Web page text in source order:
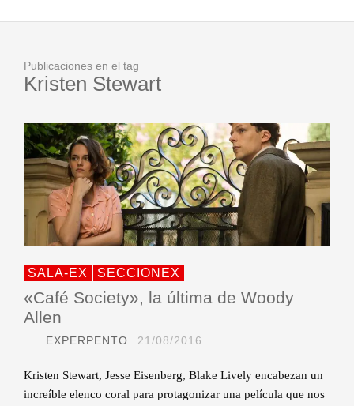
Publicaciones en el tag
Kristen Stewart
SALA-EX SECCIONEX
«Café Society», la última de Woody
Allen
EXPERPENTO 21/08/2016
Kristen Stewart, Jesse Eisenberg, Blake Lively encabezan un
increíble elenco coral para protagonizar una película que nos